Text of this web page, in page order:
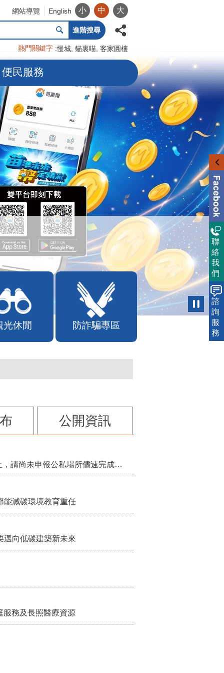
網站導覽 English 小 中 大
進階搜尋
熱門關鍵字 慢城 貓裏喵 客家圓樓
便民服務
光休閒 防詐騙專區
公開資訊
115年第2季固定源空污費申報已於7月底截止，請尚未申報公私場所儘速完成申繳，以免面臨滯納金及罰鍰!
減碳環境教育重任
向低碳建築新未來
服務及長照醫療資源
聯
絡
我
們
諮
詢
服
務